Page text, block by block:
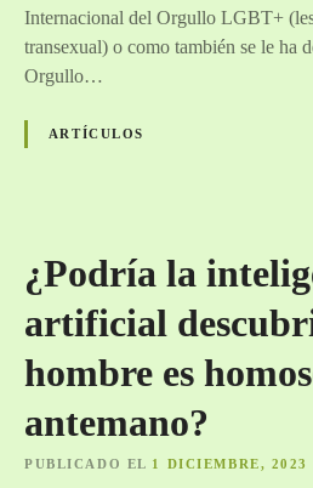
Internacional del Orgullo LGBT+
transexual) o como también se le ha
Orgullo…
ARTÍCULOS
¿Podría la
artificial
hombre es
antemano?
PUBLICADO EL 1 DICIEMBRE, 2023